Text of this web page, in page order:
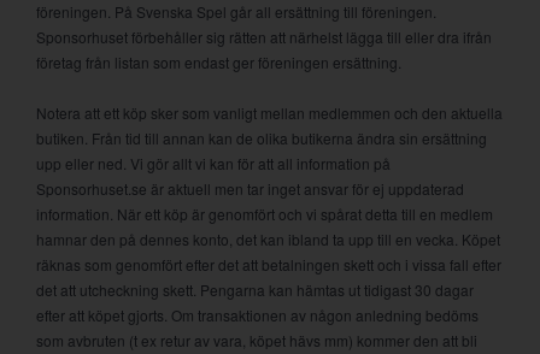
föreningen. På Svenska Spel går all ersättning till föreningen.
Sponsorhuset förbehåller sig rätten att närhelst lägga till eller dra ifrån
företag från listan som endast ger föreningen ersättning.
Notera att ett köp sker som vanligt mellan medlemmen och den aktuella
butiken. Från tid till annan kan de olika butikerna ändra sin ersättning
upp eller ned. Vi gör allt vi kan för att all information på
Sponsorhuset.se är aktuell men tar inget ansvar för ej uppdaterad
information. När ett köp är genomfört och vi spårat detta till en medlem
hamnar den på dennes konto, det kan ibland ta upp till en vecka. Köpet
räknas som genomfört efter det att betalningen skett och i vissa fall efter
det att utcheckning skett. Pengarna kan hämtas ut tidigast 30 dagar
efter att köpet gjorts. Om transaktionen av någon anledning bedöms
som avbruten (t ex retur av vara, köpet hävs mm) kommer den att bli